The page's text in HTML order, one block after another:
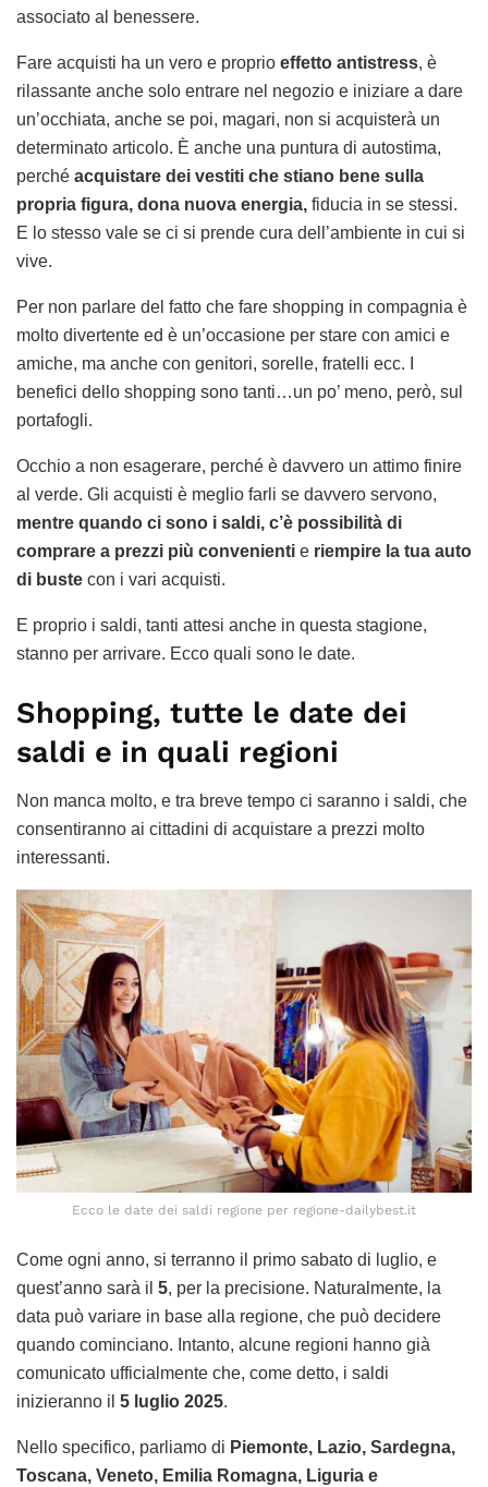
associato al benessere.
Fare acquisti ha un vero e proprio effetto antistress, è
rilassante anche solo entrare nel negozio e iniziare a dare
un’occhiata, anche se poi, magari, non si acquisterà un
determinato articolo. È anche una puntura di autostima,
perché acquistare dei vestiti che stiano bene sulla
propria figura, dona nuova energia, fiducia in se stessi.
E lo stesso vale se ci si prende cura dell’ambiente in cui si
vive.
Per non parlare del fatto che fare shopping in compagnia è
molto divertente ed è un’occasione per stare con amici e
amiche, ma anche con genitori, sorelle, fratelli ecc. I
benefici dello shopping sono tanti…un po’ meno, però, sul
portafogli.
Occhio a non esagerare, perché è davvero un attimo finire
al verde. Gli acquisti è meglio farli se davvero servono,
mentre quando ci sono i saldi, c’è possibilità di
comprare a prezzi più convenienti e riempire la tua auto
di buste con i vari acquisti.
E proprio i saldi, tanti attesi anche in questa stagione,
stanno per arrivare. Ecco quali sono le date.
Shopping, tutte le date dei
saldi e in quali regioni
Non manca molto, e tra breve tempo ci saranno i saldi, che
consentiranno ai cittadini di acquistare a prezzi molto
interessanti.
Ecco le date dei saldi regione per regione-dailybest.it
Come ogni anno, si terranno il primo sabato di luglio, e
quest’anno sarà il 5, per la precisione. Naturalmente, la
data può variare in base alla regione, che può decidere
quando cominciano. Intanto, alcune regioni hanno già
comunicato ufficialmente che, come detto, i saldi
inizieranno il 5 luglio 2025.
Nello specifico, parliamo di Piemonte, Lazio, Sardegna,
Toscana, Veneto, Emilia Romagna, Liguria e